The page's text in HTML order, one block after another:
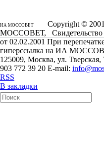
ИА МОССОВЕТ
Copyright © 2001-
МОССОВЕТ, Свидетельство
от 02.02.2001 При
гиперссылка на ИА
125009, Москва, ул.
903 772 39 20 E-mail:
RSS
В закладки